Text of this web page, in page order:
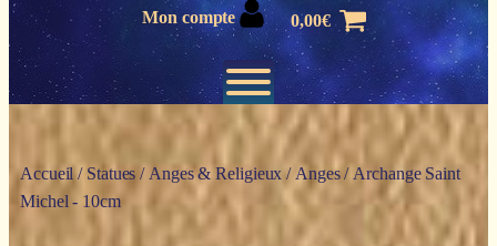
Mon compte 0,00€
Accueil / Statues / Anges & Religieux/ Anges/ Archange Saint
Michel - 10cm